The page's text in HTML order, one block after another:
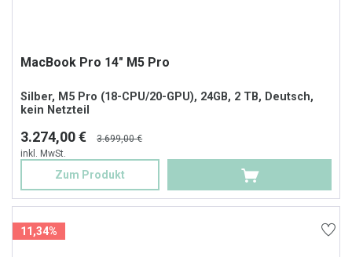
MacBook Pro 14" M5 Pro
Silber, M5 Pro (18-CPU/20-GPU), 24GB, 2 TB, Deutsch,
kein Netzteil
3.274,00 €
3.699,00 €
inkl. MwSt.
Zum Produkt
11,34%